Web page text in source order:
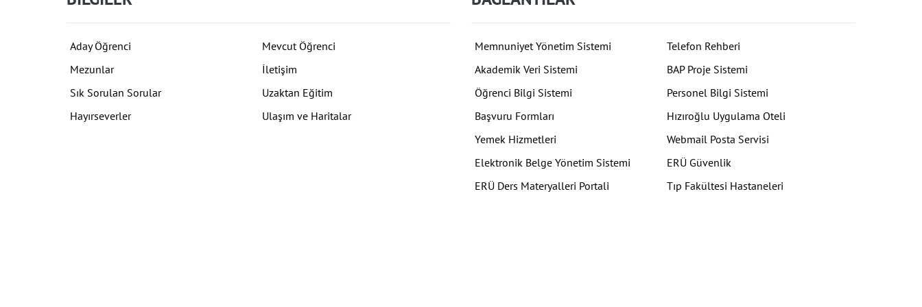
Aday Öğrenci
Mevcut Öğrenci
Mezunlar
İletişim
Sık Sorulan Sorular
Uzaktan Eğitim
Hayırseverler
Ulaşım ve Haritalar
Memnuniyet Yönetim Sistemi
Telefon Rehberi
Akademik Veri Sistemi
BAP Proje Sistemi
Öğrenci Bilgi Sistemi
Personel Bilgi Sistemi
Başvuru Formları
Hızıroğlu Uygulama Oteli
Yemek Hizmetleri
Webmail Posta Servisi
Elektronik Belge Yönetim Sistemi
ERÜ Güvenlik
ERÜ Ders Materyalleri Portali
Tıp Fakültesi Hastaneleri